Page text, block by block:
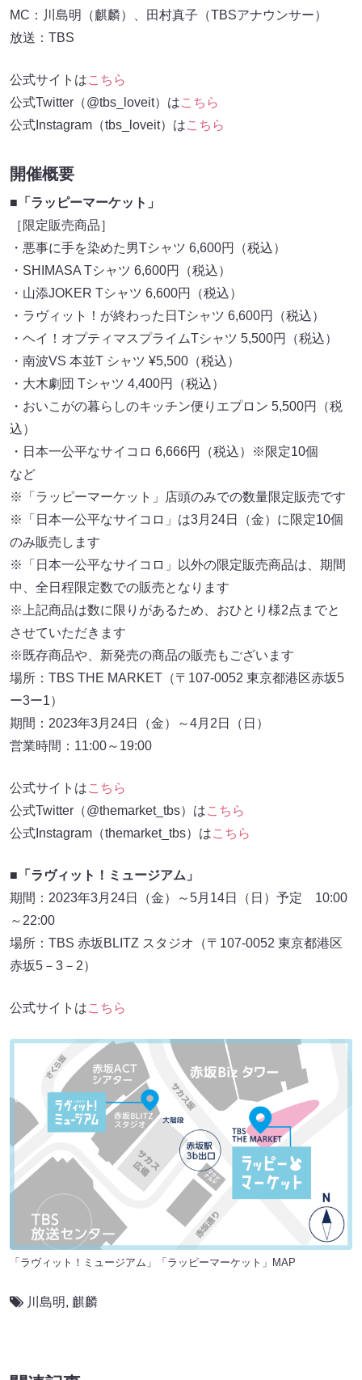
MC：川島明（麒麟）、田村真子（TBSアナウンサー）
放送：TBS
公式サイトはこちら
公式Twitter（@tbs_loveit）はこちら
公式Instagram（tbs_loveit）はこちら
開催概要
■「ラッピーマーケット」
［限定販売商品］
・悪事に手を染めた男Tシャツ 6,600円（税込）
・SHIMASA Tシャツ 6,600円（税込）
・山添JOKER Tシャツ 6,600円（税込）
・ラヴィット！が終わった日Tシャツ 6,600円（税込）
・ヘイ！オプティマスプライムTシャツ 5,500円（税込）
・南波VS 本並T シャツ ¥5,500（税込）
・大木劇団 Tシャツ 4,400円（税込）
・おいこがの暮らしのキッチン便りエプロン 5,500円（税
込）
・日本一公平なサイコロ 6,666円（税込）※限定10個
など
※「ラッピーマーケット」店頭のみでの数量限定販売です
※「日本一公平なサイコロ」は3月24日（金）に限定10個
のみ販売します
※「日本一公平なサイコロ」以外の限定販売商品は、期間
中、全日程限定数での販売となります
※上記商品は数に限りがあるため、おひとり様2点までと
させていただきます
※既存商品や、新発売の商品の販売もございます
場所：TBS THE MARKET（〒107-0052 東京都港区赤坂5
ー3ー1）
期間：2023年3月24日（金）～4月2日（日）
営業時間：11:00～19:00
公式サイトはこちら
公式Twitter（@themarket_tbs）はこちら
公式Instagram（themarket_tbs）はこちら
■「ラヴィット！ミュージアム」
期間：2023年3月24日（金）～5月14日（日）予定 10:00
～22:00
場所：TBS 赤坂BLITZ スタジオ（〒107-0052 東京都港区
赤坂5－3－2）
公式サイトはこちら
「ラヴィット！ミュージアム」「ラッピーマーケット」MAP
川島明, 麒麟